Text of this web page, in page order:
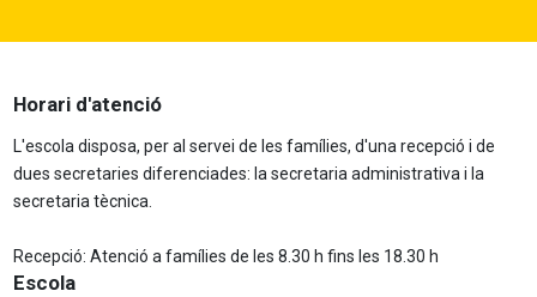
Horari d'atenció
L'escola disposa, per al servei de les famílies, d'una recepció i de
dues secretaries diferenciades: la secretaria administrativa i la
secretaria tècnica.
Recepció: Atenció a famílies de les 8.30 h fins les 18.30 h
Escola